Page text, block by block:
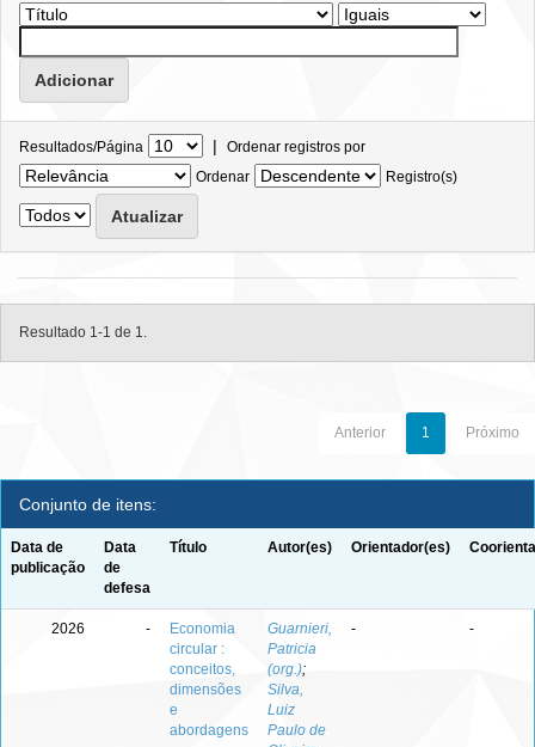
Resultados/Página | Ordenar registros por
Ordenar
Registro(s)
Resultado 1-1 de 1.
Anterior 1 Próximo
Conjunto de itens:
Data de
publicação
Data
de
defesa
Título Autor(es) Orientador(es)
2026 -
Economia
circular :
conceitos,
dimensões
e
abordagens
Guarnieri,
Patricia
(org.);
Silva,
Luiz
Paulo de
- -